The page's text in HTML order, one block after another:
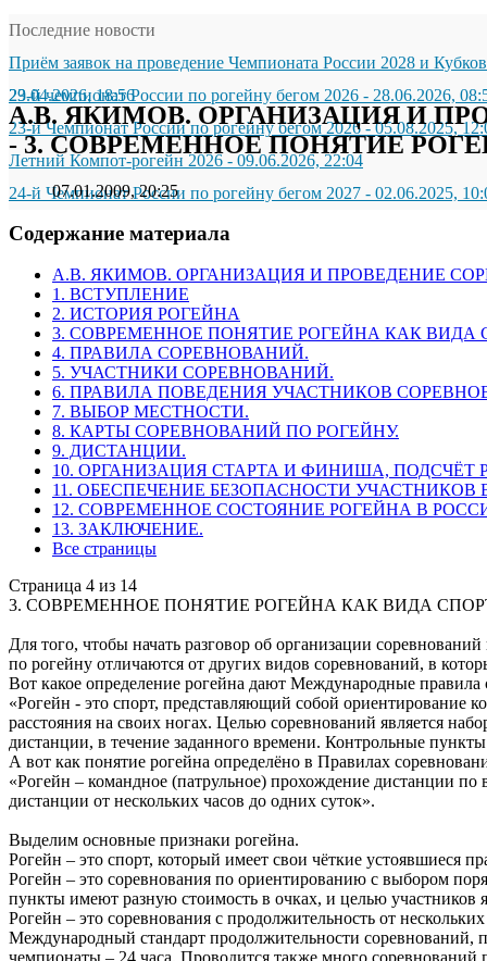
Последние новости
Приём заявок на проведение Чемпионата России 2028 и
29.04.2026, 18:56
23-й чемпионат России по рогейну бегом 2026 - 28.06.2026,
23-й Чемпионат России по рогейну бегом 2026-05.08.2025,
Летний Компот-рогейн 2026 - 09.06.2026, 22:04
24-й Чемпионат России по рогейну бегом 2027 - 02.06.2025,
А.В. ЯКИМОВ. ОРГАНИЗАЦИЯ И
- 3. СОВРЕМЕННОЕ ПОНЯТИЕ
07.01.2009, 20:25
Содержание материала
А.В. ЯКИМОВ. ОРГАНИЗАЦИЯ И ПРОВЕДЕНИЕ
1. ВСТУПЛЕНИЕ
2. ИСТОРИЯ РОГЕЙНА
3. СОВРЕМЕННОЕ ПОНЯТИЕ РОГЕЙНА КАК ВИДА
4. ПРАВИЛА СОРЕВНОВАНИЙ.
5. УЧАСТНИКИ СОРЕВНОВАНИЙ.
6. ПРАВИЛА ПОВЕДЕНИЯ УЧАСТНИКОВ
7. ВЫБОР МЕСТНОСТИ.
8. КАРТЫ СОРЕВНОВАНИЙ ПО РОГЕЙНУ.
9. ДИСТАНЦИИ.
10. ОРГАНИЗАЦИЯ СТАРТА И ФИНИША, ПОДСЧЁТ
11. ОБЕСПЕЧЕНИЕ БЕЗОПАСНОСТИ
12. СОВРЕМЕННОЕ СОСТОЯНИЕ РОГЕЙНА В
13. ЗАКЛЮЧЕНИЕ.
Все страницы
Страница 4 из 14
3. СОВРЕМЕННОЕ ПОНЯТИЕ РОГЕЙНА КАК ВИДА
Для того, чтобы начать разговор об организации
по рогейну отличаются от других видов соревнований, в
Вот какое определение рогейна дают Международные правила
«Рогейн - это спорт, представляющий собой ориентирование
расстояния на своих ногах. Целью соревнований является
дистанции, в течение заданного времени. Контрольные
А вот как понятие рогейна определёно в Правилах
«Рогейн – командное (патрульное) прохождение дистанции
дистанции от нескольких часов до одних суток».
Выделим основные признаки рогейна.
Рогейн – это спорт, который имеет свои чёткие устоявшиеся
Рогейн – это соревнования по ориентированию с выбором
пункты имеют разную стоимость в очках, и целью участников
Рогейн – это соревнования с продолжительность от
Международный стандарт продолжительности